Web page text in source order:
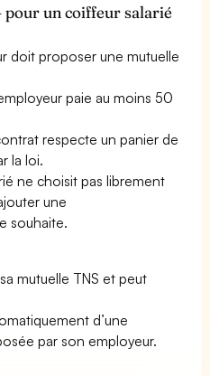
un coiffeur salarié
doit proposer une mutuelle
paie au moins 50
respecte un panier de
la loi.
ne choisit pas librement
une
souhaite.
mutuelle TNS et peut
d’une
par son employeur.